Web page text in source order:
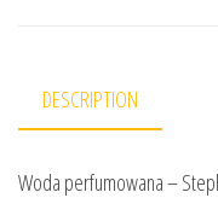
DESCRIPTION
Woda perfumowana –